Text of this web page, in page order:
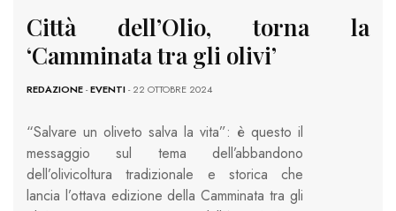
Città dell’Olio, torna la
‘Camminata tra gli olivi’
REDAZIONE-EVENTI- 22 OTTOBRE 2024
“Salvare un oliveto salva la vita”: è questo il
messaggio sul tema dell’abbandono
dell’olivicoltura tradizionale e storica che
lancia l’ottava edizione della Camminata tra gli